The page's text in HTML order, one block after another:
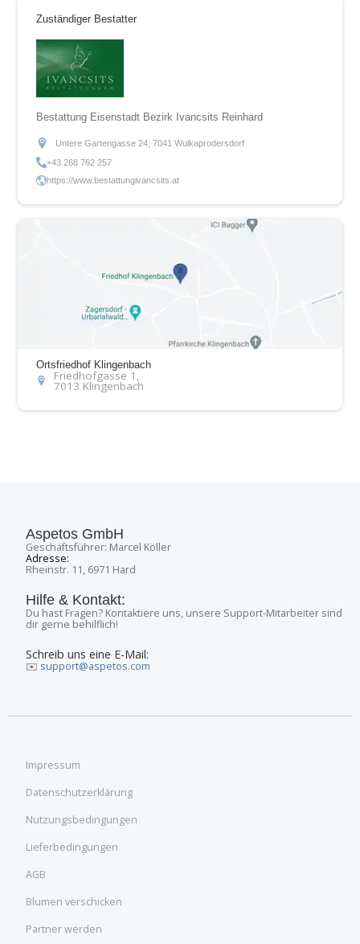
Zuständiger Bestatter
Bestattung Eisenstadt Bezirk Ivancsits Reinhard
Untere Gartengasse 24, 7041 Wulkaprodersdorf
+43 268 762 257
https://www.bestattungivancsits.at
Ortsfriedhof Klingenbach
Friedhofgasse 1,
7013 Klingenbach
Aspetos GmbH
Geschäftsführer: Marcel Köller
Adresse:
Rheinstr. 11, 6971 Hard
Hilfe & Kontakt:
Du hast Fragen? Kontaktiere uns, unsere Support-Mitarbeiter sind
dir gerne behilflich!
Schreib uns eine E-Mail:
✉️ support@aspetos.com
Impressum
Datenschutzerklärung
Nutzungsbedingungen
Lieferbedingungen
AGB
Blumen verschicken
Partner werden